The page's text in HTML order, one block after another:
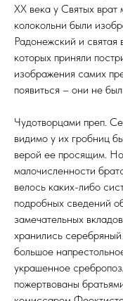
ХХ века у Святых
колокольни были
Радонежский и
которых приняли
изображения самих
появиться – они не
Чудотворцами преп.
видимо у их гробниц
верой ее просящим.
малочисленности
велось каких-либо
подробных сведений
замечательных
хранились
большое
украшенное
пожертвованы